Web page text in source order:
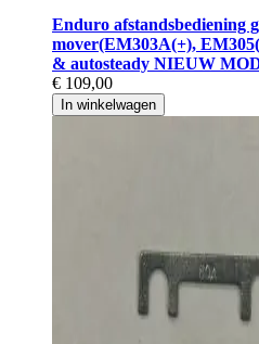
Enduro afstandsbediening
mover(EM303A(+),
& autosteady NIEUW
€ 109,00
In winkelwagen